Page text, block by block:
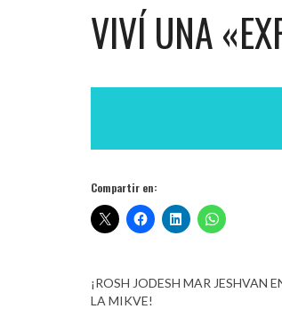
VIVÍ UNA
Compartir en:
¡ROSH JODESH MAR JESHVAN
LA MIKVE!